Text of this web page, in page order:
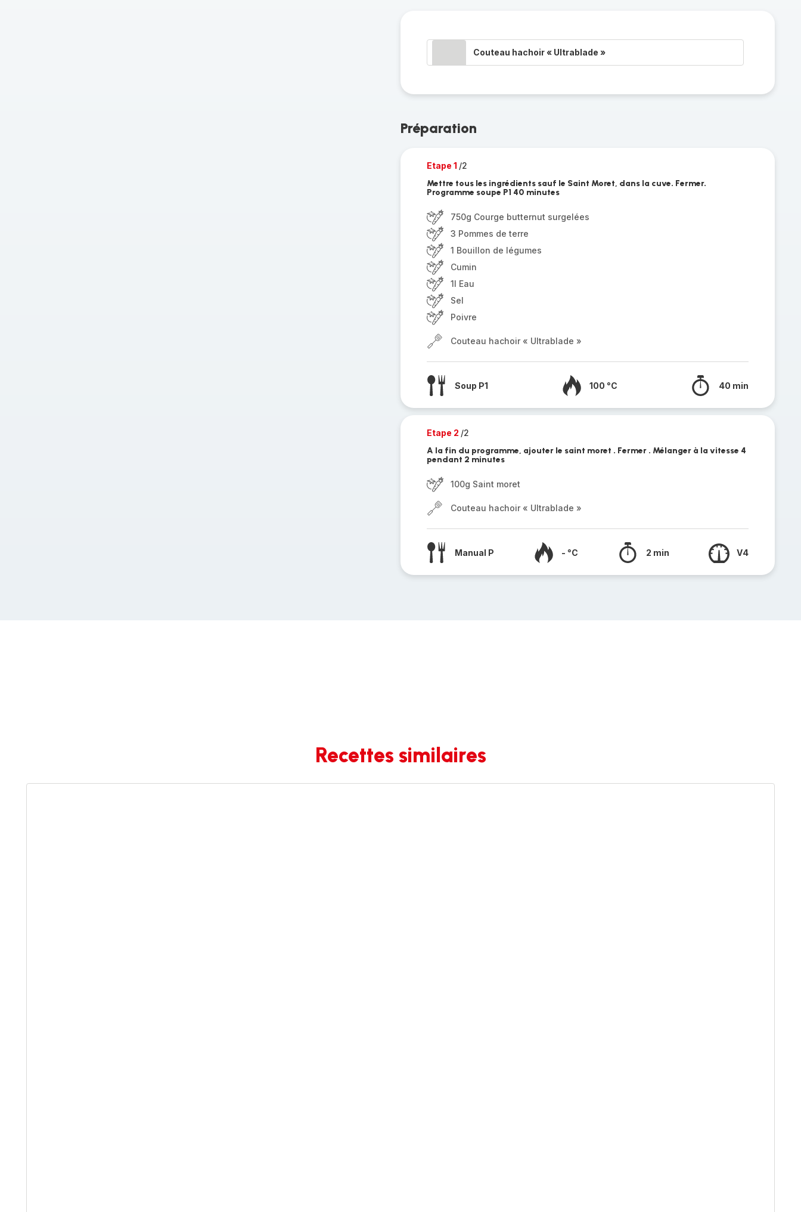
Couteau hachoir « Ultrablade »
Préparation
Etape 1 /2
Mettre tous les ingrédients sauf le Saint Moret, dans la cuve. Fermer.
Programme soupe P1 40 minutes
750g Courge butternut surgelées
3 Pommes de terre
1 Bouillon de légumes
Cumin
1l Eau
Sel
Poivre
Couteau hachoir « Ultrablade »
Soup P1 100 °C 40 min
Etape 2 /2
A la fin du programme, ajouter le saint moret . Fermer . Mélanger à la vitesse 4
pendant 2 minutes
100g Saint moret
Couteau hachoir « Ultrablade »
Manual P - °C 2 min V4
Recettes similaires